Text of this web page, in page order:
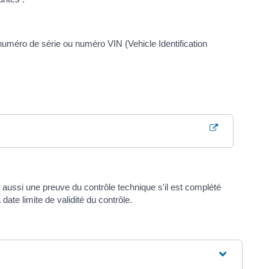
de série ou numéro VIN (Vehicle Identification
une preuve du contrôle technique s'il est complété
limite de validité du contrôle.